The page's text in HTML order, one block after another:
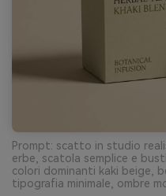
Prompt: scatto in studio
erbe, scatola semplice e
colori dominanti kaki beige,
tipografia minimale, ombre